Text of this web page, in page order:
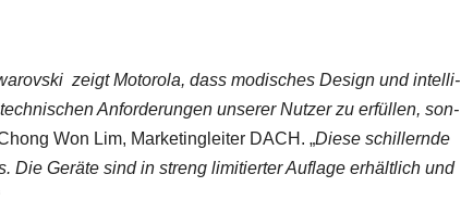
zeigt Motoro­la, dass modis­ches Design und intel­li­
Anforderun­gen unser­er Nutzer zu erfüllen, son­
Won Lim, Mar­ket­ingleit­er DACH. „Diese schillernde
Die Geräte sind in streng lim­i­tiert­er Auflage erhältlich und